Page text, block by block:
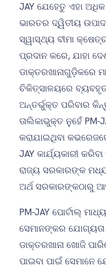
JAY ଯେହେତୁ ଏହା
ଭାରତର ଦ୍ୱିତୀୟ
ସ୍ୱାସ୍ଥ୍ୟ ବୀମା
ପ୍ରଦାନ କରେ, ଯାହା
ଡାକ୍ତରଖାନାଗୁଡ଼ିକରେ
ଚିକିତ୍ସାଳୟରେ ବ୍ୟବହୃତ
ଅନ୍ତର୍ଭୁକ୍ତ ପରିବାର
ତାଲିକାଭୁକ୍ତ ନୁହେଁ
କରାଯାଇଥିବା
JAY କାର୍ଯ୍ୟକାରୀ
ରାଜ୍ୟ ସରକାରଙ୍କ
ଅର୍ଥ ସରକାରଙ୍କଠାରୁ
PM-JAY ପୋର୍ଟାଲ୍
ସେମାନଙ୍କର ଯୋଗ୍ୟତା
ଡାକ୍ତରଖାନା ଖୋଜି
ପାଇବା ପାଇଁ ସେମାନେ